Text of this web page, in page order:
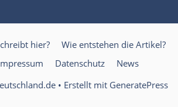
hier?
Wie entstehen die Artikel?
Datenschutz
News
• Erstellt mit GeneratePress